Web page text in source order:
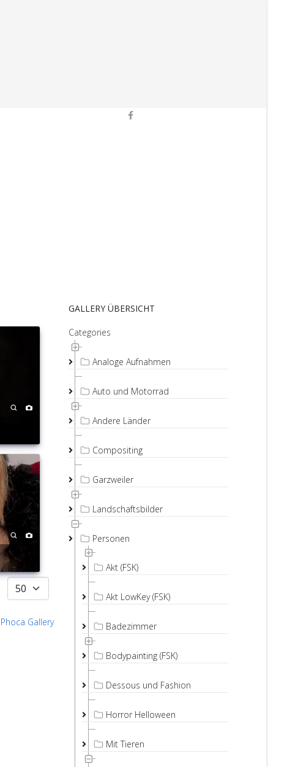
Phoca Gallery
GALLERY ÜBERSICHT
Categories
Analoge Aufnahmen
Auto und Motorrad
Andere Länder
Compositing
Garzweiler
Landschaftsbilder
Personen
Akt (FSK)
Akt LowKey (FSK)
Badezimmer
Bodypainting (FSK)
Dessous und Fashion
Horror Helloween
Mit Tieren